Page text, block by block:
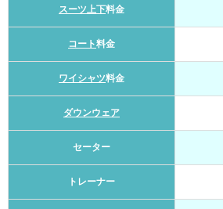
スーツ上下料金
コート料金
ワイシャツ料金
ダウンウェア
セーター
トレーナー